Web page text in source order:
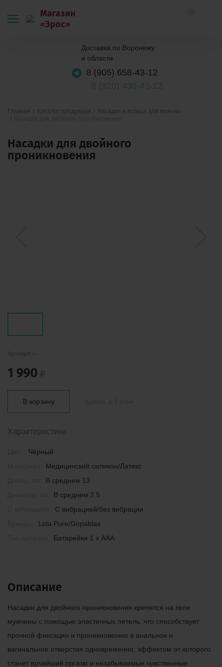
Магазин
«Эрос»
Доставка по Воронежу
и области
8 (905) 658-43-12
8 (920) 430-43-12
Главная Каталог продукции
Насадки и кольца для мужчин
Насадки для двойного
проникновения
Артикул: -
1 990 ₽
В корзину Купить в 1 клик
Характеристики
Чёрный
Медицинский силикон/Латекс
В среднем 13
В среднем 2.5
С вибрацией/без вибрации
Lola Pure/Gopaldas
Батарейки 1 х ААА
Описание
Насадки для двойного проникновения крепятся на теле
мужчины с помощью эластичных петель, что способствует
прочной фиксации и проникновению в анальное и
вагинальное отверстия одновременно, эффектом от которого
станет ярчайший оргазм и незабываемые чувственные